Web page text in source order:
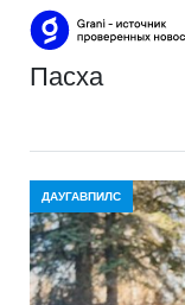
пасха
ДАУГАВПИЛС